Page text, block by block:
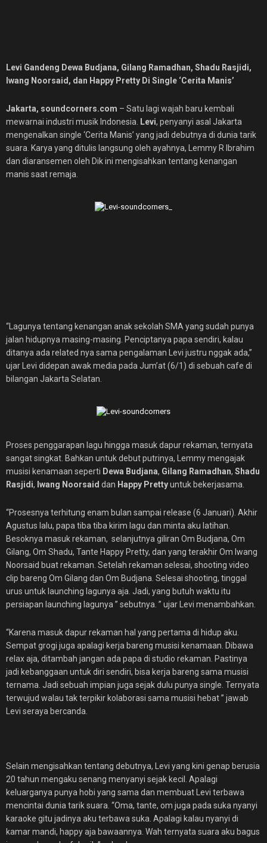
Levi Gandeng Dewa Budjana, Gilang Ramadhan, Shadu Rasjidi,
Iwang Noorsaid, dan Happy Pretty Di Single ‘Cerita Manis’
Jakarta, soundcorners.com – Satu lagi wajah baru kembali
mewarnai industri musik Indonesia.
Levi, penyanyi asal Jakarta
mengenalkan single ‘Cerita Manis’ yang jadi debutnya di dunia tarik
suara. Karya yang ditulis langsung oleh ayahnya, Lemmy R Ibrahim
dan diaransemen oleh Dik ini mengisahkan tentang kenangan
manis saat remaja.
“Lagunya tentang kenangan anak sekolah SMA yang sudah punya
jalan hidupnya masing-masing. Penciptanya papa sendiri, kalau
ditanya ada related nya sama pengalaman Levi justru nggak ada,”
ujar Levi didepan awak media pada Jum’at (6/1) di sebuah cafe di
bilangan Jakarta Selatan.
Proses penggarapan lagu hingga masuk dapur rekaman, ternyata
sangat singkat. Bahkan untuk debut putrinya, Lemmy mengajak
musisi kenamaan seperti Dewa Budjana, Gilang Ramadhan, Shadu
Rasjidi, Iwang Noorsaid dan Happy Prettyuntuk bekerjasama.
“Prosesnya terhitung enam bulan sampai release (6 Januari). Akhir
Agustus lalu, papa tiba tiba kirim lagu dan minta aku latihan.
Besoknya masuk rekaman, selanjutnya giliran Om Budjana, Om
Gilang, Om Shadu, Tante Happy Pretty, dan yang terakhir Om Iwang
Noorsaid buat rekaman. Setelah rekaman selesai, shooting video
clip bareng Om Gilang dan Om Budjana. Selesai shooting, tinggal
urus untuk launching lagunya aja. Jadi, yang butuh waktu itu
persiapan launching lagunya ” sebutnya. ” ujar Levi menambahkan.
“Karena masuk dapur rekaman hal yang pertama di hidup aku.
Sempat grogi juga apalagi kerja bareng musisi kenamaan. Dibawa
relax aja, ditambah jangan ada papa di studio rekaman. Pastinya
jadi kebanggaan untuk diri sendiri, bisa kerja bareng sama musisi
ternama. Jadi sebuah impian juga sejak dulu punya single. Ternyata
terwujud walau tak terpikir kolaborasi sama musisi hebat ” jawab
Levi seraya bercanda.
Selain mengisahkan tentang debutnya, Levi yang kini genap berusia
20 tahun mengaku senang menyanyi sejak kecil. Apalagi
keluarganya punya hobi yang sama dan membuat Levi terbawa
mencintai dunia tarik suara. “Oma, tante, om juga pada suka nyanyi
karaoke gitu jadinya aku terbawa suka. Apalagi kalau nyanyi di
kamar mandi, happy aja bawaannya. Wah ternyata suara aku bagus